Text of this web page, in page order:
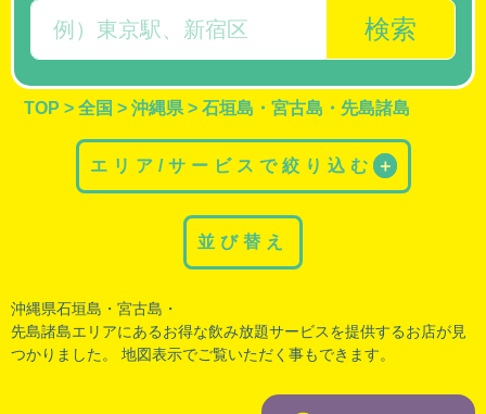
検索
TOP > 全国 > 沖縄県 > 石垣島・宮古島・先島諸島
エリア/サービスで絞り込む ＋
並び替え
沖縄県石垣島・ 宮古島 ・
先島諸島エリアにあるお得な飲み放題サービスを提供するお店が見
つかりました。 地図表示でご覧いただく事もできます。